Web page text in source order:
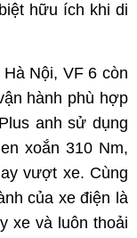
hữu ích khi di
Nội, VF 6 còn
hành phù hợp
anh sử dụng
xoắn 310 Nm,
vượt xe. Cùng
của xe điện là
xe và luôn thoải